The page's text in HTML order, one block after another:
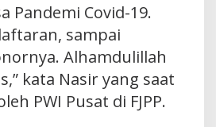
Pandemi Covid-19.
sampai
Alhamdulillah
kata Nasir yang saat
PWI Pusat di FJPP.